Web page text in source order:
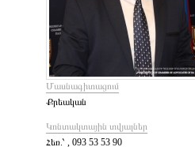
Մասնագիտացում
Քրեական
Կոնտակտային տվյալներ
Հեռ.՝ , 093 53 53 90